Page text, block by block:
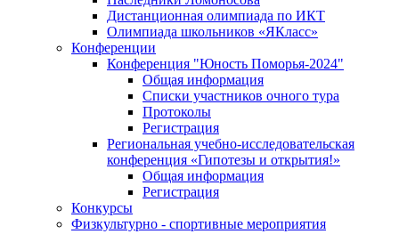
Дистанционная олимпиада по ИКТ
Олимпиада школьников «ЯКласс»
Конференции
Конференция "Юность Поморья-2024"
Общая информация
Списки участников очного тура
Протоколы
Регистрация
Региональная учебно-исследовательская
конференция «Гипотезы и открытия!»
Общая информация
Регистрация
Конкурсы
Физкультурно - спортивные мероприятия